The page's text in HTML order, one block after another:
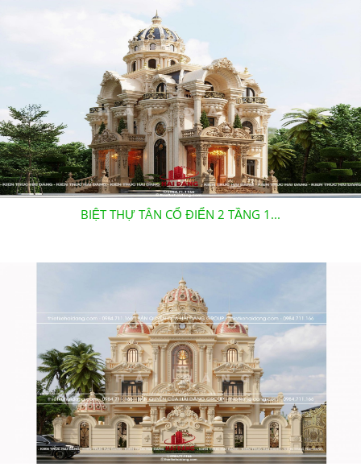
BIỆT THỰ TÂN CỔ ĐIỂN 2 TẦNG 1...